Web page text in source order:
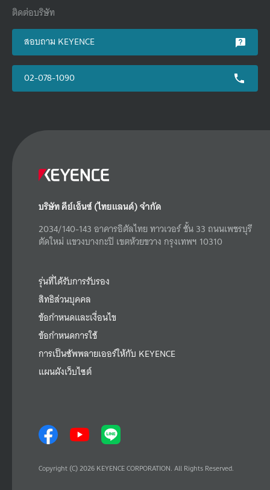
ติดต่อบริษัท
สอบถาม KEYENCE
02-078-1090
บริษัท คีย์เอ็นซ์ (ไทยแลนด์) จำกัด
2034/140-143 อาคารอิตัลไทย ทาวเวอร์ ชั้น 33 ถนนเพชรบุรี
ตัดใหม่ แขวงบางกะปิ เขตห้วยขวาง กรุงเทพฯ 10310
รุ่นที่ได้รับการรับรอง
สิทธิส่วนบุคคล
ข้อกำหนดและเงื่อนไข
ข้อกำหนดการใช้
การเป็นซัพพลายเออร์ให้กับ KEYENCE
แผนผังเว็บไซต์
Copyright (C) 2026 KEYENCE CORPORATION. All Rights Reserved.